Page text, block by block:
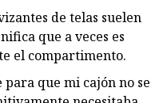
de telas suelen
que a veces es
el compartimento.
que mi cajón no se